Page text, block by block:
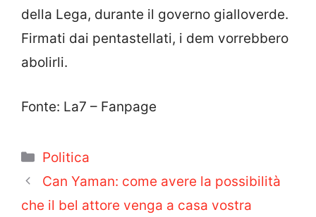
della Lega, durante il governo gialloverde.
Firmati dai pentastellati, i dem vorrebbero
abolirli.
Fonte: La7 – Fanpage
Categorie
Politica
Can Yaman: come avere la possibilità
che il bel attore venga a casa vostra